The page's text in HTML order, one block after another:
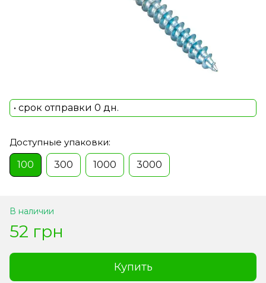
• срок отправки 0 дн.
Доступные упаковки:
100
300 1000 3000
В наличии
52 грн
Купить